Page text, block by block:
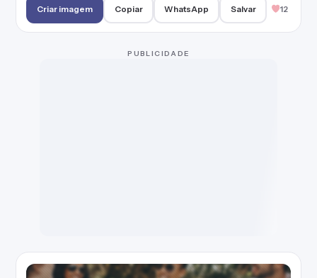
Criar imagem Copiar WhatsApp Salvar 12
PUBLICIDADE